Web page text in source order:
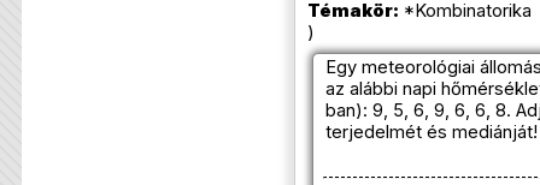
Témakör: *Kombinatorika
)
Egy meteorológiai
az alábbi napi
ban): 9, 5, 6, 9, 6, 6, 8.
terjedelmét és mediánját!